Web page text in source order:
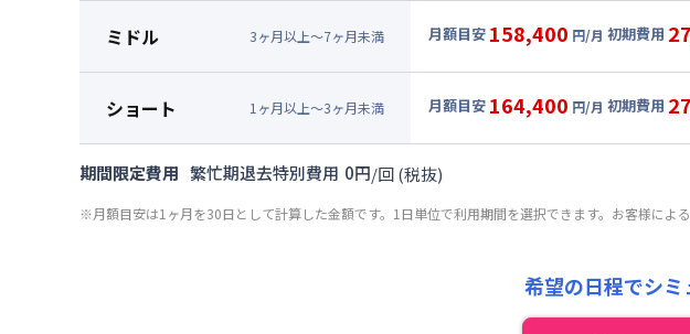
114,000円/月 (3,800円/日)
光熱費他 : 24,000円/月 (800円/日)
清掃料他 : 25,000円/回 (税抜)
その他費用 :
ミドル 3ヶ月以上～7ヶ月未満 月額目安 158,400 円/月 初期費用
114,000円/月 (3,800円/日)
光熱費他 : 24,000円/月 (800円/日)
清掃料他 :
その他費用 :
ショート 1 ヶ月以上～3ヶ月未満 月額目安 164,400 円/月 初期費用
月額賃料目安(30日利用)
光熱費他 : 24,000円/月 (800円/日)
期間限定費用 繁忙期退去特別費用 0円/回(税抜)
※月額目安は1ヶ月を30日として計算した金額です。1日単位で利用期間を選択できます。お客様によ
希望の日程でシミ